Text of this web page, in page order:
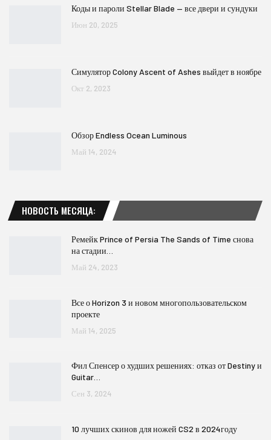
Коды и пароли Stellar Blade — все двери и сундуки
Июн 20, 2025
Симулятор Colony Ascent of Ashes выйдет в ноябре
Окт 2, 2023
Обзор Endless Ocean Luminous
Май 14, 2024
НОВОСТЬ МЕСЯЦА:
Ремейк Prince of Persia The Sands of Time снова
на стадии…
Май 24, 2023
Все о Horizon 3 и новом многопользовательском
проекте
Май 14, 2025
Фил Спенсер о худших решениях: отказ от Destiny и
Guitar…
Сен 3, 2024
10 лучших скинов для ножей CS2 в 2024году